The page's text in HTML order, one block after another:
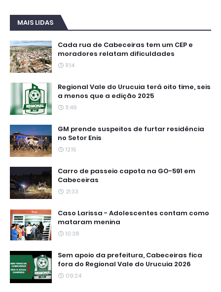
MAIS LIDAS
Cada rua de Cabeceiras tem um CEP e
moradores relatam dificuldades
11:14
Regional Vale do Urucuia terá oito time, seis
a menos que a edição 2025
11:49
GM prende suspeitos de furtar residência
no Setor Enis
12:15
Carro de passeio capota na GO-591 em
Cabeceiras
21:33
Caso Larissa - Adolescentes contam como
mataram menina
10:38
Sem apoio da prefeitura, Cabeceiras fica
fora do Regional Vale do Urucuia 2026
09:24